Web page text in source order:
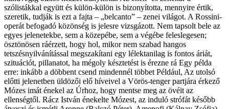
szólistákkal együtt és külön-külön is bizonyította, mennyire értik,
szeretik, tudják is ezt a fajta – „belcanto” – zenei világot. A Rossini-
operát befogadó közönség is jelesre vizsgázott. Nem tapsolt bele az
egyes jelenetekbe, sem a közepébe, sem a végébe feleslegesen;
ösztönösen ráérzett, hogy hol, mikor nem szabad hangos
tetszésnyilvánítással megszakítani egy lélektanilag is fontos áriát,
szituációt, pillanatot, ha mégoly késztetést is érezne rá Egy példa
erre: inkább a döbbent csend mindennél többet Például, Az utolsó
előtti jelenetben üldözői elő híveivel a Vörös-tenger partjára érkező
Mózes imát énekel az Úrhoz, hogy mentse meg az övéit az
ellenségtől. Rácz István énekelte Mózest, az induló strófát később